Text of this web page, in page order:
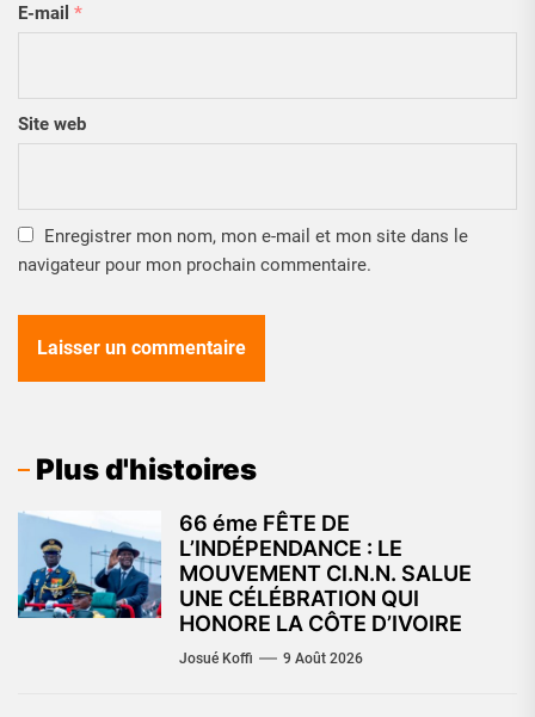
E-mail *
Site web
Enregistrer mon nom, mon e-mail et mon site dans le
navigateur pour mon prochain commentaire.
Plus d'histoires
66 éme FÊTE DE
L’INDÉPENDANCE : LE
MOUVEMENT CI.N.N. SALUE
UNE CÉLÉBRATION QUI
HONORE LA CÔTE D’IVOIRE
Josué Koffi 9 Août 2026